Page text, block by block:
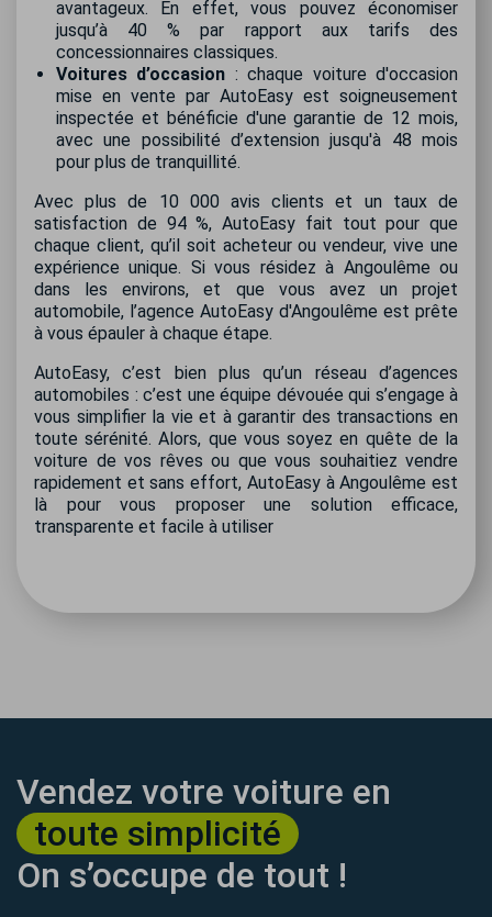
avantageux. En effet, vous pouvez économiser
jusqu’à 40 % par rapport aux tarifs des
concessionnaires classiques.
Voitures d’occasion : chaque voiture d'occasion
mise en vente par AutoEasy est soigneusement
inspectée et bénéficie d'une garantie de 12 mois,
avec une possibilité d’extension jusqu'à 48 mois
pour plus de tranquillité.
Avec plus de 10 000 avis clients et un taux de
satisfaction de 94 %, AutoEasy fait tout pour que
chaque client, qu’il soit acheteur ou vendeur, vive une
expérience unique. Si vous résidez à Angoulême ou
dans les environs, et que vous avez un projet
automobile, l’agence AutoEasy d'Angoulême est prête
à vous épauler à chaque étape.
AutoEasy, c’est bien plus qu’un réseau d’agences
automobiles : c’est une équipe dévouée qui s’engage à
vous simplifier la vie et à garantir des transactions en
toute sérénité. Alors, que vous soyez en quête de la
voiture de vos rêves ou que vous souhaitiez vendre
rapidement et sans effort, AutoEasy à Angoulême est
là pour vous proposer une solution efficace,
transparente et facile à utiliser
Vendez votre voiture en
toute simplicité
On s’occupe de tout !